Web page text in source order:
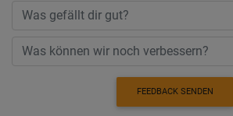
FEEDBACK SENDEN